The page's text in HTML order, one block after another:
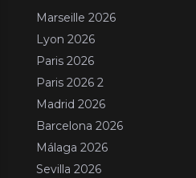
Marseille 2026
Lyon 2026
Paris 2026
Paris 2026 2
Madrid 2026
Barcelona 2026
Málaga 2026
Sevilla 2026